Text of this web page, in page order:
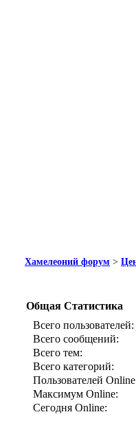
Хамелеоний форум >
Общая Статистика
Всего пользователей:
Всего сообщений:
Всего тем:
Всего категорий:
Пользователей
Максимум Online:
Сегодня Online: